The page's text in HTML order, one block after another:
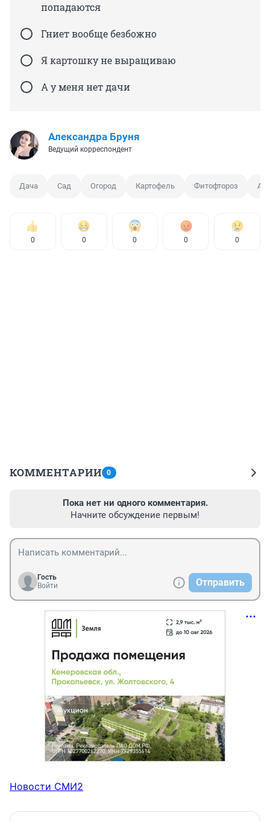
попадаются
Гниет вообще безбожно
Я картошку не выращиваю
А у меня нет дачи
Александра Бруня
Ведущий корреспондент
Дача Сад Огород Картофель Фитофтороз
0 0 0 0 0
КОММЕНТАРИИ 0
Пока нет ни одного комментария.
Начните обсуждение первым!
Гость
Войти
Отправить
Новости СМИ2